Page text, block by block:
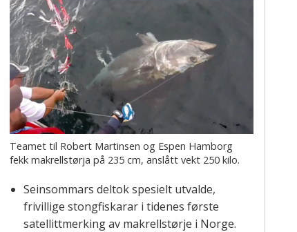
Teamet til Robert Martinsen og Espen Hamborg
fekk makrellstørja på 235 cm, anslått vekt 250 kilo.
Seinsommars deltok spesielt utvalde,
frivillige stongfiskarar i tidenes første
satellittmerking av makrellstørje i Norge.